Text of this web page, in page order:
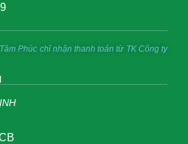
Phúc chỉ nhận thanh toán từ TK Công ty